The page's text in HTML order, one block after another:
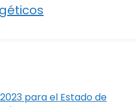
para el Estado de